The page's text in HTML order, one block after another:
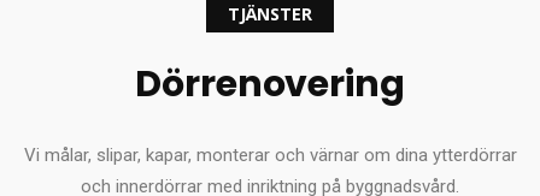
TJÄNSTER
Dörrenovering
Vi målar, slipar, kapar, monterar och värnar om dina ytterdörrar
och innerdörrar med inriktning på byggnadsvård.